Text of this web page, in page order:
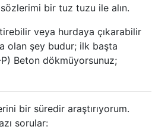
bir tuz tuzu ile alın.
veya hurdaya çıkarabilir
olan şey budur; ilk başta
Beton dökmüyorsunuz;
bir süredir araştırıyorum.
sorular: